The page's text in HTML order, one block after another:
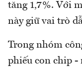
tăng 1,7%. Với
này giữ vai trò
Trong nhóm
phiếu con chip -